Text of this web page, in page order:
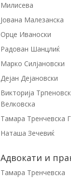
Милисева
Јована Малезанска
Орце Иваноски
Радован Шанцлиќ
Марко Силјановски
Дејан Дејановски
Викторија
Велковска
Тамара Тренчевска
Наташа Зечевиќ
Адвокати и
Тамара Тренчевска